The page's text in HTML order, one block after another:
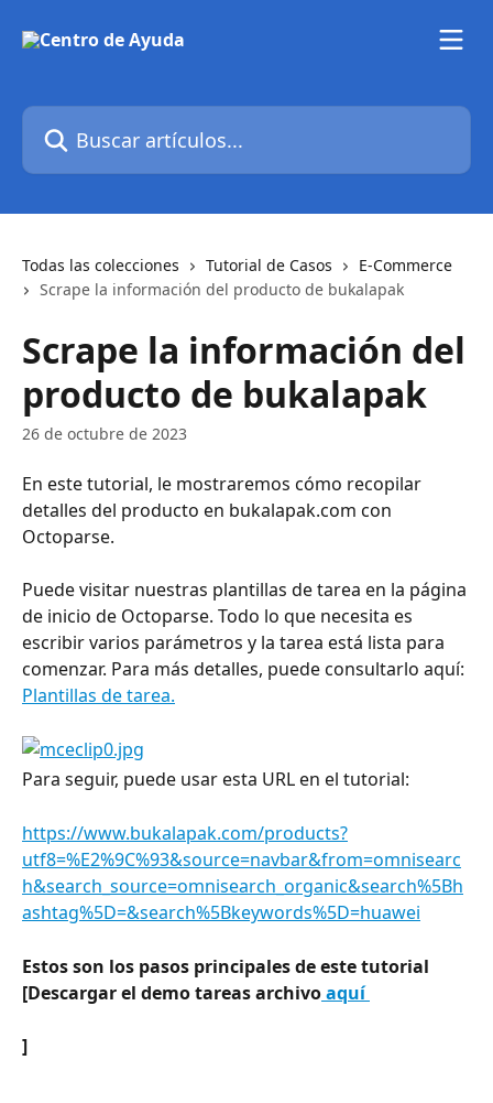
Buscar artículos...
Todas las colecciones Tutorial de Casos
E-Commerce
Scrape la información del producto de bukalapak
Scrape la información del
producto de bukalapak
26 de octubre de 2023
En este tutorial, le mostraremos cómo recopilar
detalles del producto en bukalapak.com con
Octoparse.
Puede visitar nuestras plantillas de tarea en la página
de inicio de Octoparse. Todo lo que necesita es
escribir varios parámetros y la tarea está lista para
comenzar. Para más detalles, puede consultarlo aquí:
Plantillas de tarea.
Para seguir, puede usar esta URL en el tutorial:
https://www.bukalapak.com/products?
utf8=%E2%9C%93&source=navbar&from=omnisearc
h&search_source=omnisearch_organic&search%5Bh
ashtag%5D=&search%5Bkeywords%5D=huawei
Estos son los pasos principales de este tutorial
[Descargar el demo tareas archivo aquí
]